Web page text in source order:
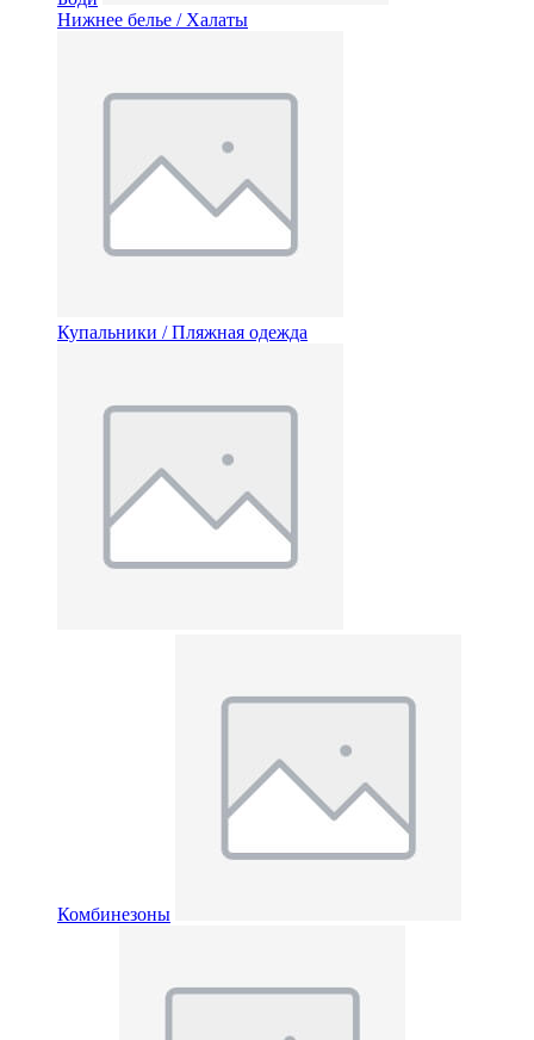
Нижнее белье / Халаты
Купальники / Пляжная одежда
Комбинезоны